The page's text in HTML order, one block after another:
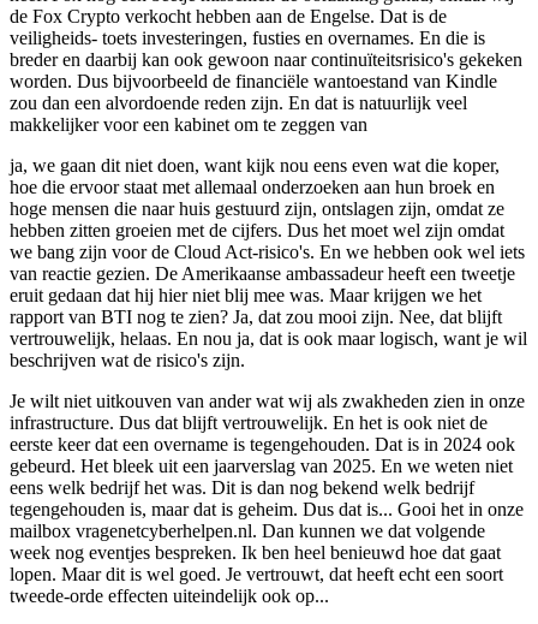
de Fox Crypto verkocht hebben aan de Engelse. Dat is de
veiligheids- toets investeringen, fusties en overnames. En die is
breder en daarbij kan ook gewoon naar continuïteitsrisico's gekeken
worden. Dus bijvoorbeeld de financiële wantoestand van Kindle
zou dan een alvordoende reden zijn. En dat is natuurlijk veel
makkelijker voor een kabinet om te zeggen van
ja, we gaan dit niet doen, want kijk nou eens even wat die koper,
hoe die ervoor staat met allemaal onderzoeken aan hun broek en
hoge mensen die naar huis gestuurd zijn, ontslagen zijn, omdat ze
hebben zitten groeien met de cijfers. Dus het moet wel zijn omdat
we bang zijn voor de Cloud Act-risico's. En we hebben ook wel iets
van reactie gezien. De Amerikaanse ambassadeur heeft een tweetje
eruit gedaan dat hij hier niet blij mee was. Maar krijgen we het
rapport van BTI nog te zien? Ja, dat zou mooi zijn. Nee, dat blijft
vertrouwelijk, helaas. En nou ja, dat is ook maar logisch, want je wil
beschrijven wat de risico's zijn.
Je wilt niet uitkouven van ander wat wij als zwakheden zien in onze
infrastructure. Dus dat blijft vertrouwelijk. En het is ook niet de
eerste keer dat een overname is tegengehouden. Dat is in 2024 ook
gebeurd. Het bleek uit een jaarverslag van 2025. En we weten niet
eens welk bedrijf het was. Dit is dan nog bekend welk bedrijf
tegengehouden is, maar dat is geheim. Dus dat is... Gooi het in onze
mailbox vragenetcyberhelpen.nl. Dan kunnen we dat volgende
week nog eventjes bespreken. Ik ben heel benieuwd hoe dat gaat
lopen. Maar dit is wel goed. Je vertrouwt, dat heeft echt een soort
tweede-orde effecten uiteindelijk ook op...